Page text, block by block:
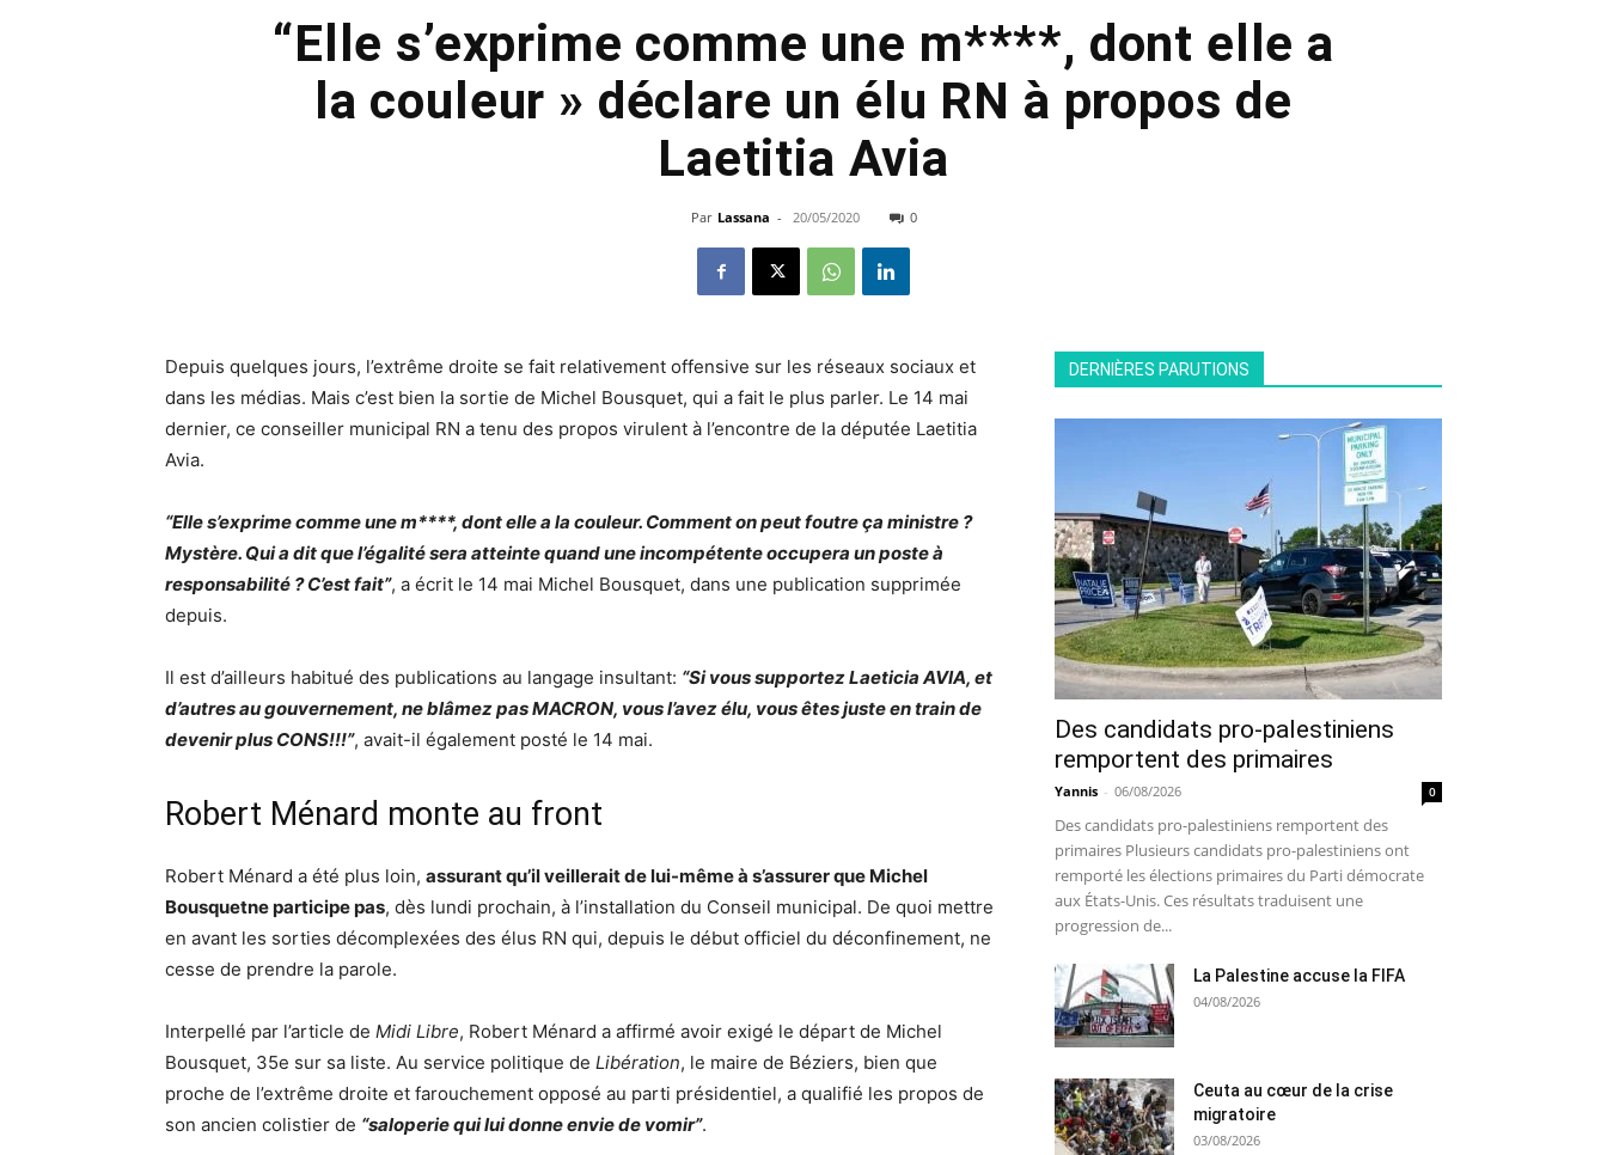
“Elle s’exprime comme une m****, dont elle a
la couleur » déclare un élu RN à propos de
Laetitia Avia
Par Lassana - 20/05/2020 0
Depuis quelques jours, l’extrême droite se fait relativement offensive sur les réseaux sociaux et
dans les médias. Mais c’est bien la sortie de Michel Bousquet, qui a fait le plus parler. Le 14 mai
dernier, ce conseiller municipal RN a tenu des propos virulent à l’encontre de la députée Laetitia
Avia.
“Elle s’exprime comme une m****, dont elle a la couleur. Comment on peut foutre ça ministre ?
Mystère. Qui a dit que l’égalité sera atteinte quand une incompétente occupera un poste à
responsabilité ? C’est fait”, a écrit le 14 mai Michel Bousquet, dans une publication supprimée
depuis.
Il est d’ailleurs habitué des publications au langage insultant: “Si vous supportez Laeticia AVIA, et
d’autres au gouvernement, ne blâmez pas MACRON, vous l’avez élu, vous êtes juste en train de
devenir plus CONS!!!”, avait-il également posté le 14 mai.
Robert Ménard monte au front
Robert Ménard a été plus loin, assurant qu’il veillerait de lui-même à s’assurer que Michel
Bousquetne participe pas, dès lundi prochain, à l’installation du Conseil municipal. De quoi mettre
en avant les sorties décomplexées des élus RN qui, depuis le début officiel du déconfinement, ne
cesse de prendre la parole.
Interpellé par l’article de Midi Libre, Robert Ménard a affirmé avoir exigé le départ de Michel
Bousquet, 35e sur sa liste. Au service politique de Libération, le maire de Béziers, bien que
proche de l’extrême droite et farouchement opposé au parti présidentiel, a qualifié les propos de
son ancien colistier de “saloperie qui lui donne envie de vomir”.
DERNIÈRES PARUTIONS
Des candidats pro-palestiniens
remportent des primaires
Yannis - 06/08/2026 0
Des candidats pro-palestiniens remportent des
primaires Plusieurs candidats pro-palestiniens ont
remporté les élections primaires du Parti démocrate
aux États-Unis. Ces résultats traduisent une
progression de...
La Palestine accuse la FIFA
04/08/2026
Ceuta au cœur de la crise
migratoire
03/08/2026